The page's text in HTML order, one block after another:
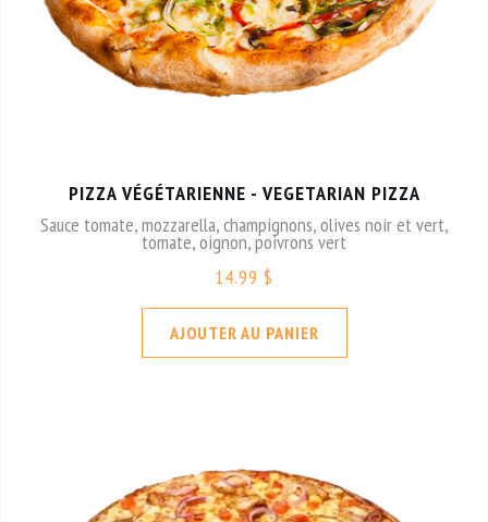
PIZZA VÉGÉTARIENNE - VEGETARIAN PIZZA
Sauce tomate, mozzarella, champignons, olives noir et vert,
tomate, oignon, poivrons vert
14.99 $
AJOUTER AU PANIER